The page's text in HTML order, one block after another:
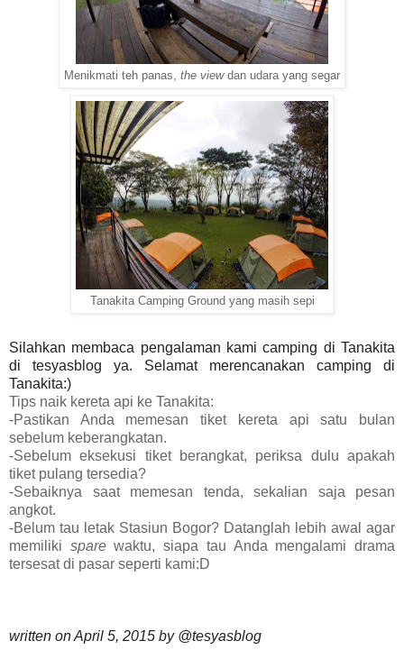
Menikmati teh panas, the viewdan udara yang segar
Tanakita Camping Ground yang masih sepi
Silahkan membaca pengalaman kami camping di Tanakita
di tesyasblog ya. Selamat merencanakan camping di
Tanakita:)
Tips naik kereta api ke Tanakita:
-Pastikan Anda memesan tiket kereta api satu bulan
sebelum keberangkatan.
-Sebelum eksekusi tiket berangkat, periksa dulu apakah
tiket pulang tersedia?
-Sebaiknya saat memesan tenda, sekalian saja pesan
angkot.
-Belum tau letak Stasiun Bogor? Datanglah lebih awal agar
memiliki sparewaktu, siapa tau Anda mengalami drama
tersesat di pasar seperti kami:D
written on April 5, 2015 by @tesyasblog